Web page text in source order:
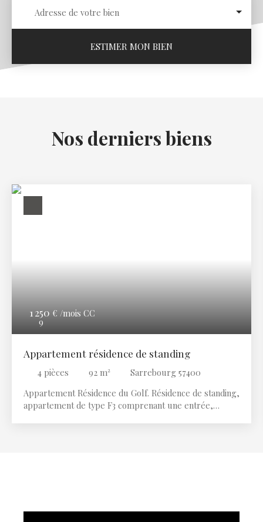
Adresse de votre bien
ESTIMER MON BIEN
Nos derniers biens
1 250 € /mois CC
9
Appartement résidence de standing
4 pièces 92 m²
Sarrebourg 57400
Appartement Résidence du Golf. Résidence de standing,
appartement de type F3 comprenant une entrée,